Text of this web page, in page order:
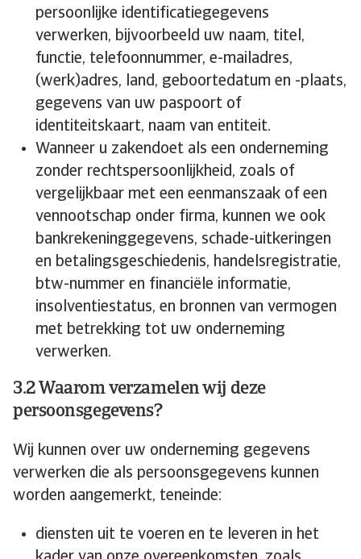
persoonlijke identificatiegegevens
verwerken, bijvoorbeeld uw naam, titel,
functie, telefoonnummer, e-mailadres,
(werk)adres, land, geboortedatum en -plaats,
gegevens van uw paspoort of
identiteitskaart, naam van entiteit.
Wanneer u zakendoet als een onderneming
zonder rechtspersoonlijkheid, zoals of
vergelijkbaar met een eenmanszaak of een
vennootschap onder firma, kunnen we ook
bankrekeninggegevens, schade-uitkeringen
en betalingsgeschiedenis, handelsregistratie,
btw-nummer en financiële informatie,
insolventiestatus, en bronnen van vermogen
met betrekking tot uw onderneming
verwerken.
3.2 Waarom verzamelen wij deze
persoonsgegevens?
Wij kunnen over uw onderneming gegevens
verwerken die als persoonsgegevens kunnen
worden aangemerkt, teneinde:
diensten uit te voeren en te leveren in het